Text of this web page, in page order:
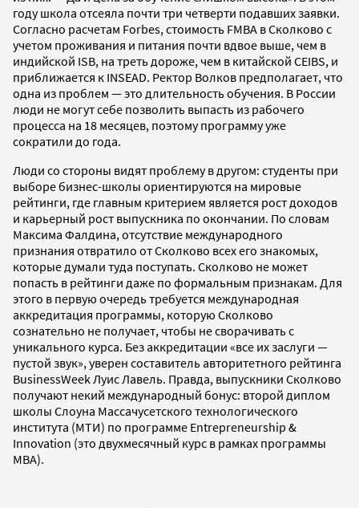
году школа отсеяла почти три четверти подавших заявки.
Согласно расчетам Forbes, стоимость FMBA в Сколково с
учетом проживания и питания почти вдвое выше, чем в
индийской ISB, на треть дороже, чем в китайской CEIBS, и
приближается к INSEAD. Ректор Волков предполагает, что
одна из проблем — это длительность обучения. В России
люди не могут себе позволить выпасть из рабочего
процесса на 18 месяцев, поэтому программу уже
сократили до года.
Люди со стороны видят проблему в другом: студенты при
выборе бизнес-школы ориентируются на мировые
рейтинги, где главным критерием является рост доходов
и карьерный рост выпускника по окончании. По словам
Максима Фалдина, отсутствие международного
признания отвратило от Сколково всех его знакомых,
которые думали туда поступать. Сколково не может
попасть в рейтинги даже по формальным признакам. Для
этого в первую очередь требуется международная
аккредитация программы, которую Сколково
сознательно не получает, чтобы не сворачивать с
уникального курса. Без аккредитации «все их заслуги —
пустой звук», уверен составитель авторитетного рейтинга
BusinessWeek Луис Лавель. Правда, выпускники Сколково
получают некий международный бонус: второй диплом
школы Слоуна Массачусетского технологического
института (МТИ) по программе Entrepreneurship &
Innovation (это двухмесячный курс в рамках программы
MBA).